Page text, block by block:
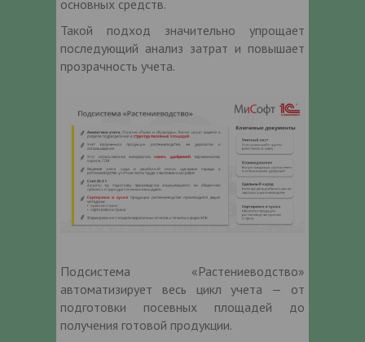
основных средств.
Такой подход значительно упрощает
последующий анализ затрат и повышает
прозрачность учета.
Подсистема «Растениеводство»
автоматизирует весь цикл учета — от
подготовки посевных площадей до
получения готовой продукции.